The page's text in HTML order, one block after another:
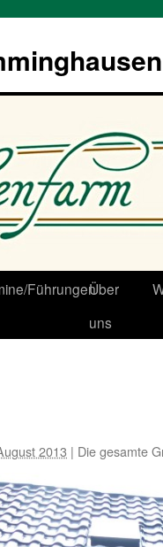
FührungenÜber
uns
2013 | Die gesamte